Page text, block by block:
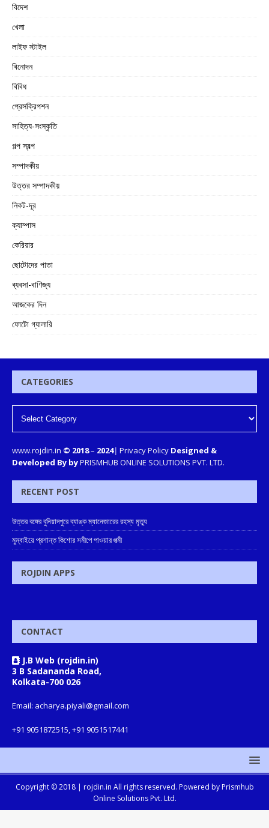
বিদেশ
খেলা
লাইফ স্টাইল
বিনোদন
বিবিধ
প্রেসক্রিপশন
সাহিত্য-সংস্কৃতি
গল্প স্বল্প
সম্পাদকীয়
উত্তর সম্পাদকীয়
নিকট-দূর
ক্যাম্পাস
কেরিয়ার
ছোটোদের পাতা
ব্যবসা-বাণিজ্য
আজকের দিন
ফোটো গ্যালারি
CATEGORIES
www.rojdin.in © 2018– 2024| Privacy Policy Designed &
Developed By byPRISMHUB ONLINE SOLUTIONS PVT. LTD.
RECENT POST
উত্তর বঙ্গের বুনিয়াদপুরে ব্যাঙ্ক ম্যানেজারের রহস্য মৃত্যু
মুম্বাইয়ে প্রশান্ত কিশোর সমীপে পাওয়ার পত্মী
ROJDIN APPS
CONTACT
J.B Web (rojdin.in)
3 B Sadananda Road,
Kolkata-700 026
Email: acharya.piyali@gmail.com
+91 9051872515, +91 9051517441
Copyright © 2018 | rojdin.in All rights reserved. Powered by Prismhub
Online Solutions Pvt. Ltd.